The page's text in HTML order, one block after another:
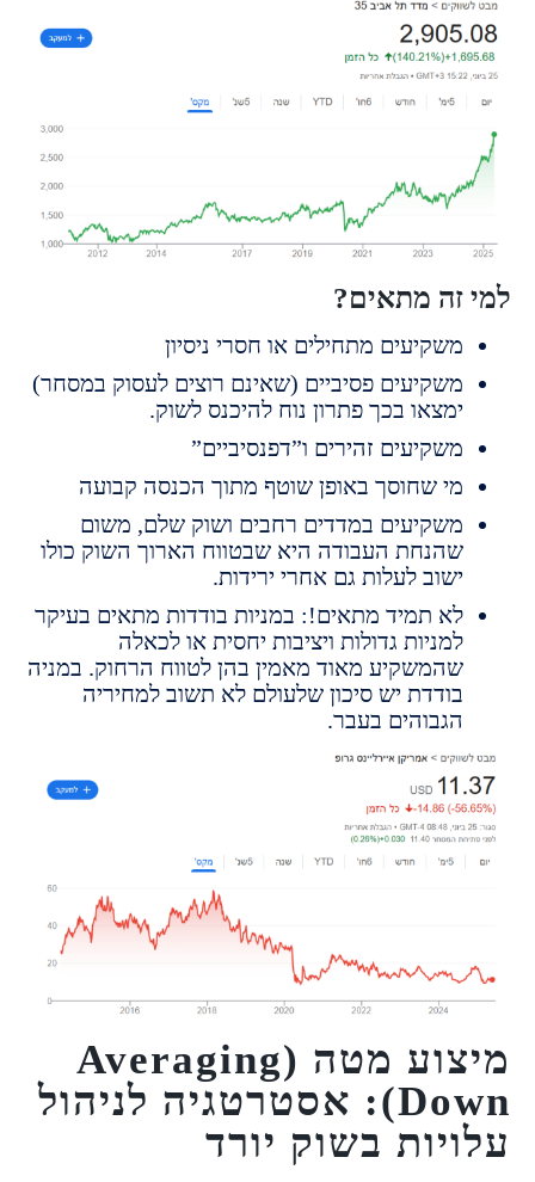
מתאים?
משקיעים מתחילים או חסרי ניסיון
משקיעים פסיביים (שאינם רוצים לעסוק במסחר)
ימצאו בכך פתרון נוח להיכנס לשוק.
משקיעים זהירים ו”דפנסיביים”
מי שחוסך באופן שוטף מתוך הכנסה קבועה
משקיעים במדדים רחבים ושוק שלם, משום
שהנחת העבודה היא שבטווח הארוך השוק כולו
ישוב לעלות גם אחרי ירידות.
לא תמיד מתאים!: במניות בודדות מתאים בעיקר
למניות גדולות ויציבות יחסית או לכאלה
שהמשקיע מאוד מאמין בהן לטווח הרחוק. במניה
בודדת יש סיכון שלעולם לא תשוב למחיריה
הגבוהים בעבר.
מיצוע מטה (Averaging
Down): אסטרטגיה לניהול
בשוק יורד